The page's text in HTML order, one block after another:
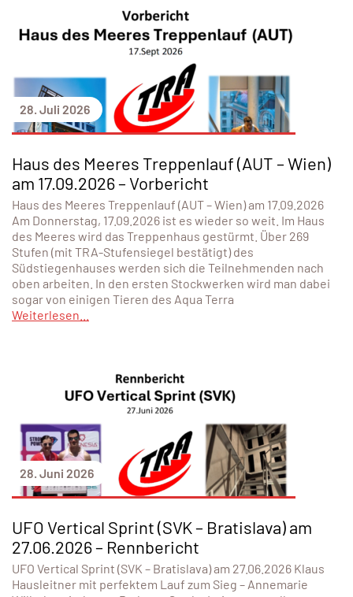
28. Juli 2026
Haus des Meeres Treppenlauf (AUT – Wien)
am 17.09.2026 – Vorbericht
Haus des Meeres Treppenlauf (AUT – Wien) am 17.09.2026
Am Donnerstag, 17.09.2026 ist es wieder so weit. Im Haus
des Meeres wird das Treppenhaus gestürmt. Über 269
Stufen (mit TRA-Stufensiegel bestätigt) des
Südstiegenhauses werden sich die Teilnehmenden nach
oben arbeiten. In den ersten Stockwerken wird man dabei
sogar von einigen Tieren des Aqua Terra
Weiterlesen...
28. Juni 2026
UFO Vertical Sprint (SVK – Bratislava) am
27.06.2026 – Rennbericht
UFO Vertical Sprint (SVK – Bratislava) am 27.06.2026 Klaus
Hausleitner mit perfektem Lauf zum Sieg – Annemarie